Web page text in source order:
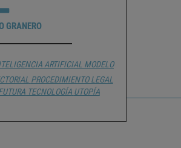
GRANERO
ARTIFICIAL MODELO
PROCEDIMIENTO LEGAL
TECNOLOGÍA UTOPÍA